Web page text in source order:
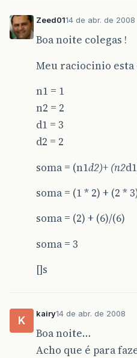
Zeed0114 de abr. de 2008
Boa noite colegas !
Meu raciocinio esta
n1 = 1
n2 = 2
d1 = 3
d2 = 2
soma = (n1d2)+ (n2
soma = (1 * 2) + (2 *
soma = (2) + (6)/(6)
soma = 3
[]s
K
kairy14 de abr. de 2008
Boa noite…
Acho que é para